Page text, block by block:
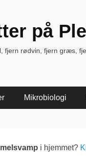
på
fjern rødvin, fjern græs,
Mikrobiologi
i hjemmet?